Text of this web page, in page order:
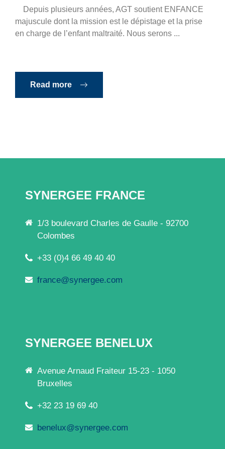
Depuis plusieurs années, AGT soutient ENFANCE
majuscule dont la mission est le dépistage et la prise
en charge de l’enfant maltraité. Nous serons ...
Read more
SYNERGEE FRANCE
1/3 boulevard Charles de Gaulle - 92700
Colombes
+33 (0)4 66 49 40 40
france@synergee.com
SYNERGEE BENELUX
Avenue Arnaud Fraiteur 15-23 - 1050
Bruxelles
+32 23 19 69 40
benelux@synergee.com